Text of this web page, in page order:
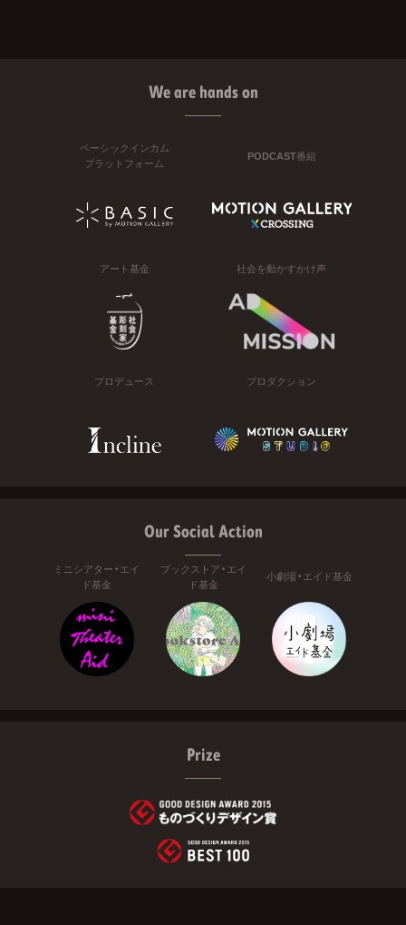
We are hands on
ベーシックインカム
プラットフォーム
PODCAST番組
アート基金 社会を動かすかけ声
プロデュース プロダクション
Our Social Action
ミニシアター・エイ
ド基金
ブックストア・エイ
ド基金
小劇場・エイド基金
Prize